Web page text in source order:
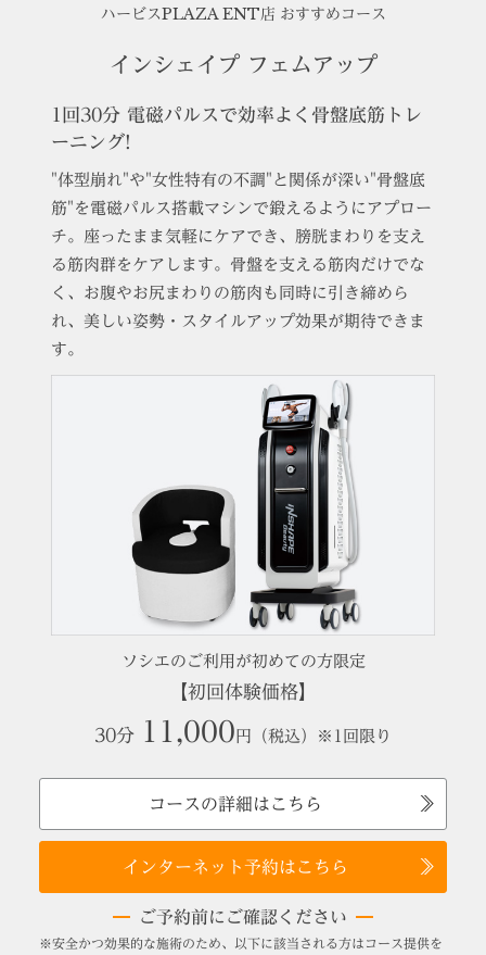
ハービスPLAZA ENT店 おすすめコース
インシェイプ フェムアップ
1回30分 電磁パルスで効率よく骨盤底筋トレ
ーニング!
"体型崩れ"や"女性特有の不調"と関係が深い"骨盤底
筋"を電磁パルス搭載マシンで鍛えるようにアプロー
チ。座ったまま気軽にケアでき、膀胱まわりを支え
る筋肉群をケアします。骨盤を支える筋肉だけでな
く、お腹やお尻まわりの筋肉も同時に引き締めら
れ、美しい姿勢・スタイルアップ効果が期待できま
す。
ソシエのご利用が初めての方限定
【初回体験価格】
30分 11,000 円（税込）※1回限り
コースの詳細はこちら
インターネット予約はこちら
ご予約前にご確認ください
※安全かつ効果的な施術のため、以下に該当される方はコース提供を